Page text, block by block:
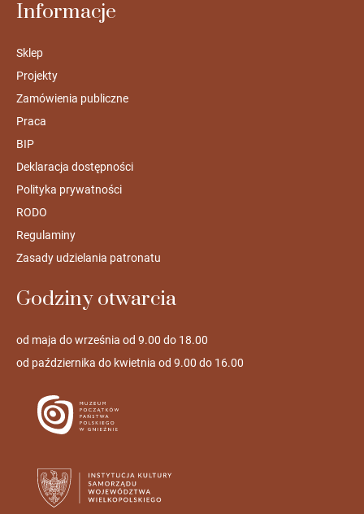
Informacje
Sklep
Projekty
Zamówienia publiczne
Praca
BIP
Deklaracja dostępności
Polityka prywatności
RODO
Regulaminy
Zasady udzielania patronatu
Godziny otwarcia
od maja do września od 9.00 do 18.00
od października do kwietnia od 9.00 do 16.00